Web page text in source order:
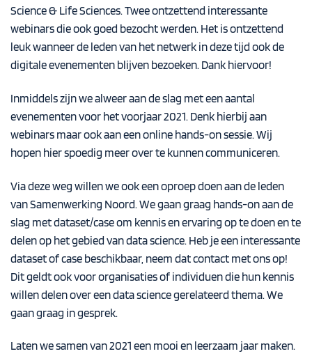
Science & Life Sciences. Twee ontzettend interessante
webinars die ook goed bezocht werden. Het is ontzettend
leuk wanneer de leden van het netwerk in deze tijd ook de
digitale evenementen blijven bezoeken. Dank hiervoor!
Inmiddels zijn we alweer aan de slag met een aantal
evenementen voor het voorjaar 2021. Denk hierbij aan
webinars maar ook aan een online hands-on sessie. Wij
hopen hier spoedig meer over te kunnen communiceren.
Via deze weg willen we ook een oproep doen aan de leden
van Samenwerking Noord. We gaan graag hands-on aan de
slag met dataset/case om kennis en ervaring op te doen en te
delen op het gebied van data science. Heb je een interessante
dataset of case beschikbaar, neem dat contact met ons op!
Dit geldt ook voor organisaties of individuen die hun kennis
willen delen over een data science gerelateerd thema. We
gaan graag in gesprek.
Laten we samen van 2021 een mooi en leerzaam jaar maken.